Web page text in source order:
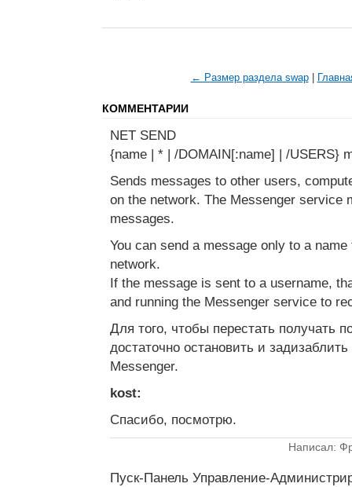
← Размер раздела swap|
КОММЕНТАРИИ
NET SEND
{name | * | /DOMAIN[:name] | /USERS}
Sends messages to other users,
on the network. The Messenger service
messages.
You can send a message only to a
network.
If the message is sent to a username,
and running the Messenger service to
Для того, чтобы перестать получать
достаточно остановить и
Messenger.
kost:
Спасибо, посмотрю.
Написал:
Пуск-Панель Управление-